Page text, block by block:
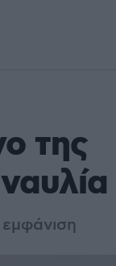
της